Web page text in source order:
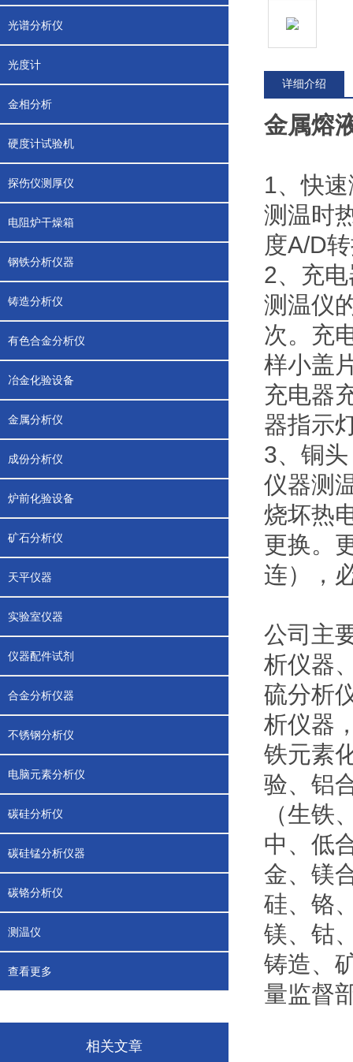
光谱分析仪
光度计
金相分析
硬度计试验机
探伤仪测厚仪
电阻炉干燥箱
钢铁分析仪器
铸造分析仪
有色合金分析仪
冶金化验设备
金属分析仪
成份分析仪
炉前化验设备
矿石分析仪
天平仪器
实验室仪器
仪器配件试剂
合金分析仪器
不锈钢分析仪
电脑元素分析仪
碳硅分析仪
碳硅锰分析仪器
碳铬分析仪
测温仪
查看更多
相关文章
详细介绍
金属熔
1、快
测温时
度A/D
2、充
测温仪
次。充
样小盖
充电器
器指示
3、铜头
仪器测
烧坏热
更换。
连），
公司主
析仪器
硫分析
析仪器
铁元素
验、铝
（生铁
中、低
金、镁
硅、铬
镁、钴
铸造、
量监督